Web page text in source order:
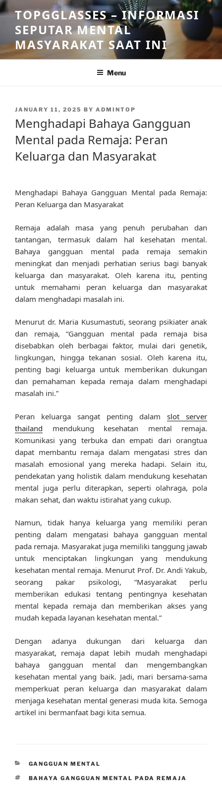
Skip
to
content
TOPGGLASSES – INFORMASI
SEPUTAR MENTAL
MASYARAKAT SAAT INI
Menu
POSTED
JANUARY 11, 2025 BY ADMINTOP
Menghadapi Bahaya Gangguan
Mental pada Remaja: Peran
Keluarga dan Masyarakat
Menghadapi Bahaya Gangguan Mental pada Remaja:
Peran Keluarga dan Masyarakat
Remaja adalah masa yang penuh perubahan dan
tantangan, termasuk dalam hal kesehatan mental.
Bahaya gangguan mental pada remaja semakin
meningkat dan menjadi perhatian serius bagi banyak
keluarga dan masyarakat. Oleh karena itu, penting
untuk memahami peran keluarga dan masyarakat
dalam menghadapi masalah ini.
Menurut dr. Maria Kusumastuti, seorang psikiater anak
dan remaja, “Gangguan mental pada remaja bisa
disebabkan oleh berbagai faktor, mulai dari genetik,
lingkungan, hingga tekanan sosial. Oleh karena itu,
penting bagi keluarga untuk memberikan dukungan
dan pemahaman kepada remaja dalam menghadapi
masalah ini.”
Peran keluarga sangat penting dalam slot server
thailand mendukung kesehatan mental remaja.
Komunikasi yang terbuka dan empati dari orangtua
dapat membantu remaja dalam mengatasi stres dan
masalah emosional yang mereka hadapi. Selain itu,
pendekatan yang holistik dalam mendukung kesehatan
mental juga perlu diterapkan, seperti olahraga, pola
makan sehat, dan waktu istirahat yang cukup.
Namun, tidak hanya keluarga yang memiliki peran
penting dalam mengatasi bahaya gangguan mental
pada remaja. Masyarakat juga memiliki tanggung jawab
untuk menciptakan lingkungan yang mendukung
kesehatan mental remaja. Menurut Prof. Dr. Andi Yakub,
seorang pakar psikologi, “Masyarakat perlu
memberikan edukasi tentang pentingnya kesehatan
mental kepada remaja dan memberikan akses yang
mudah kepada layanan kesehatan mental.”
Dengan adanya dukungan dari keluarga dan
masyarakat, remaja dapat lebih mudah menghadapi
bahaya gangguan mental dan mengembangkan
kesehatan mental yang baik. Jadi, mari bersama-sama
memperkuat peran keluarga dan masyarakat dalam
menjaga kesehatan mental generasi muda kita. Semoga
artikel ini bermanfaat bagi kita semua.
CATEGORIES
GANGGUAN MENTAL
TAGS
BAHAYA GANGGUAN MENTAL PADA REMAJA